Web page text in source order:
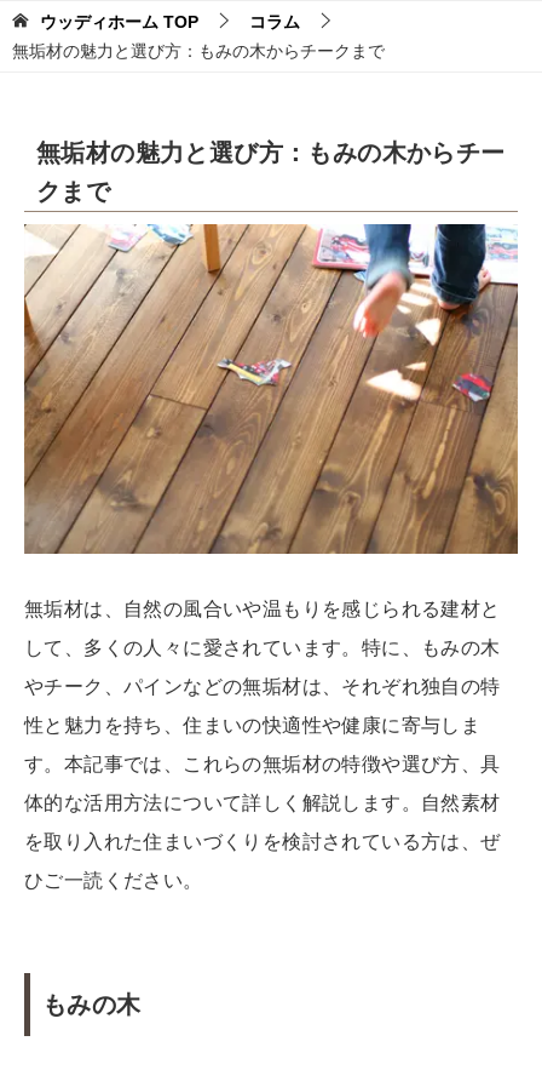
ウッディホーム TOP
コラム
無垢材の魅力と選び方：もみの木からチークまで
無垢材の魅力と選び方：もみの木からチー
クまで
無垢材は、自然の風合いや温もりを感じられる建材と
して、多くの人々に愛されています。特に、もみの木
やチーク、パインなどの無垢材は、それぞれ独自の特
性と魅力を持ち、住まいの快適性や健康に寄与しま
す。本記事では、これらの無垢材の特徴や選び方、具
体的な活用方法について詳しく解説します。自然素材
を取り入れた住まいづくりを検討されている方は、ぜ
ひご一読ください。
もみの木